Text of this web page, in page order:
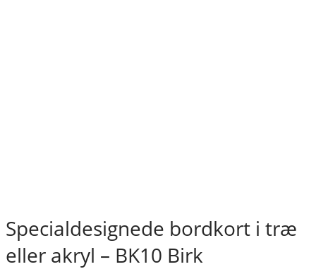
Specialdesignede bordkort i træ
eller akryl – BK10 Birk